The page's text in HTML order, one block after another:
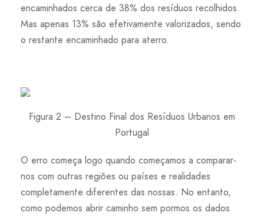
encaminhados cerca de 38% dos resíduos recolhidos.
Mas apenas 13% são efetivamente valorizados, sendo
o restante encaminhado para aterro.
Figura 2 – Destino Final dos Resíduos Urbanos em
Portugal
O erro começa logo quando começamos a comparar-
nos com outras regiões ou países e realidades
completamente diferentes das nossas. No entanto,
como podemos abrir caminho sem pormos os dados